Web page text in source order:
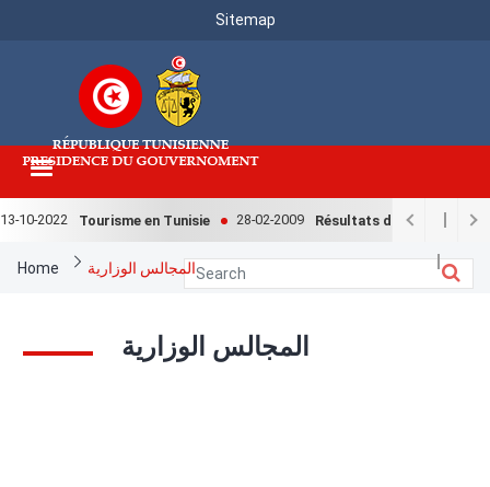
Menu
Sitemap
10-2022 Tourisme en Tunisie 28-02-2009 Résultats de l'enquête
Breadcrumb
Home المجالس الوزارية
المجالس الوزارية